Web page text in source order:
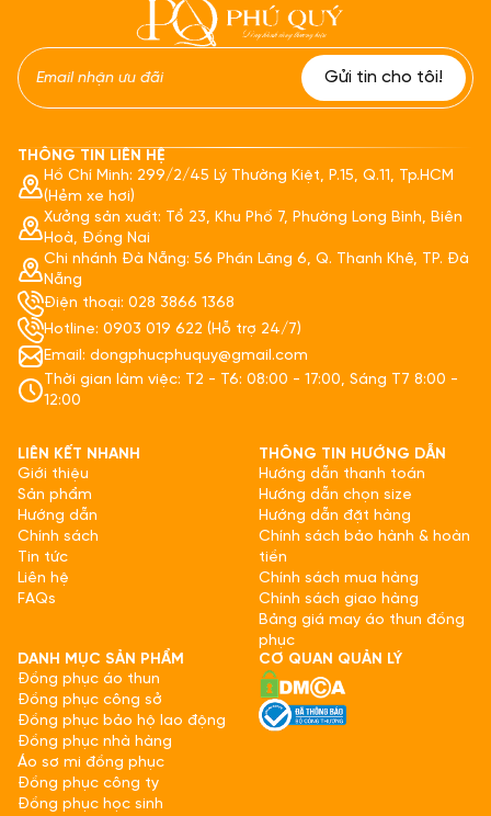
THÔNG TIN LIÊN HỆ
Hồ Chí Minh: 299/2/45 Lý Thường Kiệt, P.15, Q.11, Tp.HCM
(Hẻm xe hơi)
Xưởng sản xuất: Tổ 23, Khu Phố 7, Phường Long Bình, Biên
Hoà, Đồng Nai
Chi nhánh Đà Nẵng: 56 Phần Lăng 6, Q. Thanh Khê, TP. Đà
Nẵng
Điện thoại: 028 3866 1368
Hotline: 0903 019 622 (Hỗ trợ 24/7)
Email: dongphucphuquy@gmail.com
Thời gian làm việc: T2 - T6: 08:00 - 17:00, Sáng T7 8:00 -
12:00
LIÊN KẾT NHANH
Giới thiệu
Sản phẩm
Hướng dẫn
Chính sách
Tin tức
Liên hệ
FAQs
THÔNG TIN HƯỚNG DẪN
Hướng dẫn thanh toán
Hướng dẫn chọn size
Hướng dẫn đặt hàng
Chính sách bảo hành & hoàn
tiền
Chính sách mua hàng
Chính sách giao hàng
Bảng giá may áo thun đồng
phục
DANH MỤC SẢN PHẨM
Đồng phục áo thun
Đồng phục công sở
Đồng phục bảo hộ lao động
Đồng phục nhà hàng
Áo sơ mi đồng phục
Đồng phục công ty
Đồng phục học sinh
CƠ QUAN QUẢN LÝ